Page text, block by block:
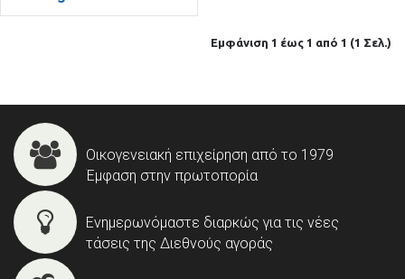
Εμφάνιση 1 έως 1 από 1 (1 Σελ.)
Οικογενειακή επιχείρηση από το 1979
Έμφαση στην πρωτοπορία
Ενημερωνόμαστε διαρκώς για τις νέες
τάσεις της Διεθνούς αγοράς